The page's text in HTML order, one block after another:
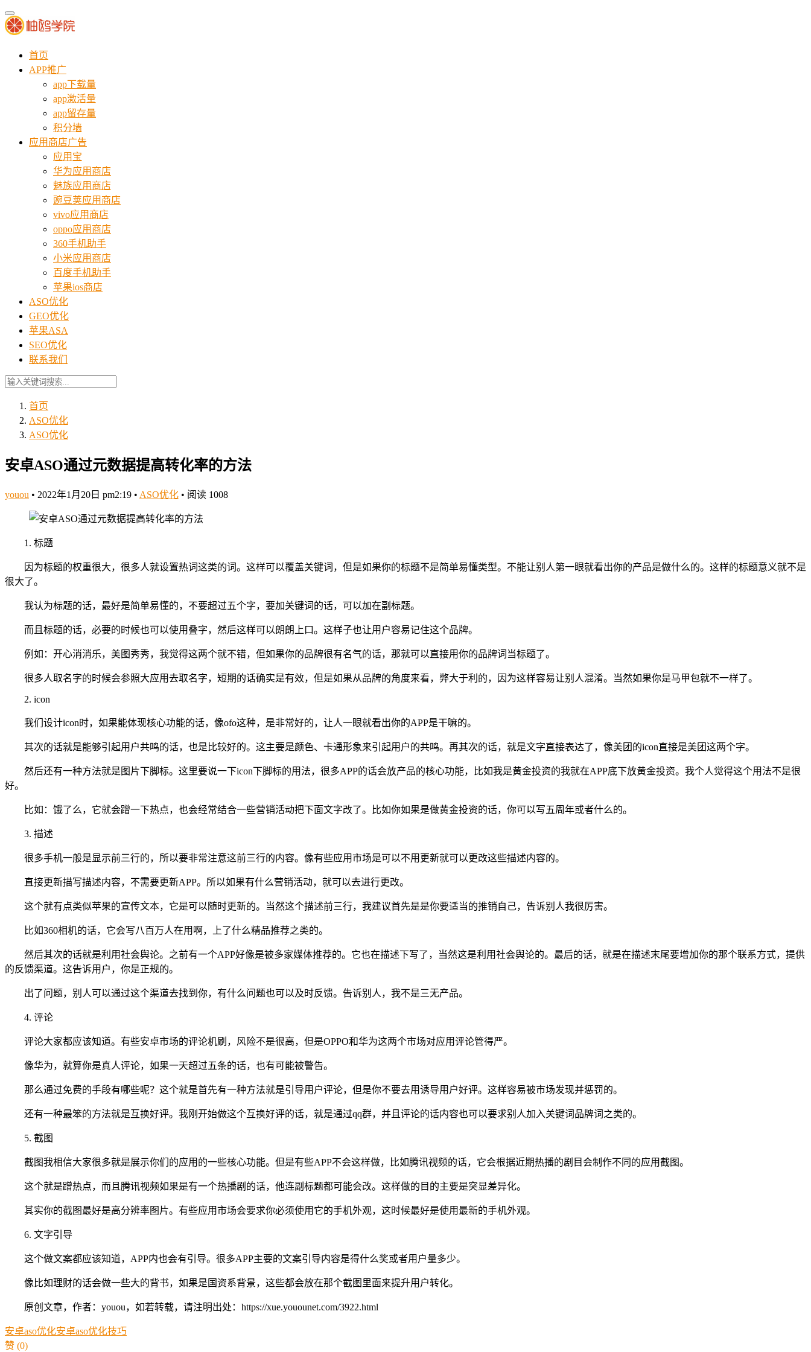
首页
APP推广
app下载量
app激活量
app留存量
积分墙
应用商店广告
应用宝
华为应用商店
魅族应用商店
豌豆荚应用商店
vivo应用商店
oppo应用商店
360手机助手
小米应用商店
百度手机助手
苹果ios商店
ASO优化
GEO优化
苹果ASA
SEO优化
联系我们
首页
ASO优化
ASO优化
安卓ASO通过元数据提高转化率的方法
youou • 2022年1月20日 pm2:19 • ASO优化 • 阅读 1008
1. 标题
因为标题的权重很大，很多人就设置热词这类的词。这样可以覆盖关键词，但是如果你的标题不是简单易懂类型。不能让别人第一眼就看出你的产品是做什么的。这样的标题意义就不是
很大了。
我认为标题的话，最好是简单易懂的，不要超过五个字，要加关键词的话，可以加在副标题。
而且标题的话，必要的时候也可以使用叠字，然后这样可以朗朗上口。这样子也让用户容易记住这个品牌。
例如：开心消消乐，美图秀秀，我觉得这两个就不错，但如果你的品牌很有名气的话，那就可以直接用你的品牌词当标题了。
很多人取名字的时候会参照大应用去取名字，短期的话确实是有效，但是如果从品牌的角度来看，弊大于利的，因为这样容易让别人混淆。当然如果你是马甲包就不一样了。
2. icon
我们设计icon时，如果能体现核心功能的话，像ofo这种，是非常好的，让人一眼就看出你的APP是干嘛的。
其次的话就是能够引起用户共鸣的话，也是比较好的。这主要是颜色、卡通形象来引起用户的共鸣。再其次的话，就是文字直接表达了，像美团的icon直接是美团这两个字。
然后还有一种方法就是图片下脚标。这里要说一下icon下脚标的用法，很多APP的话会放产品的核心功能，比如我是黄金投资的我就在APP底下放黄金投资。我个人觉得这个用法不是很
好。
比如：饿了么，它就会蹭一下热点，也会经常结合一些营销活动把下面文字改了。比如你如果是做黄金投资的话，你可以写五周年或者什么的。
3. 描述
很多手机一般是显示前三行的，所以要非常注意这前三行的内容。像有些应用市场是可以不用更新就可以更改这些描述内容的。
直接更新描写描述内容，不需要更新APP。所以如果有什么营销活动，就可以去进行更改。
这个就有点类似苹果的宣传文本，它是可以随时更新的。当然这个描述前三行，我建议首先是是你要适当的推销自己，告诉别人我很厉害。
比如360相机的话，它会写八百万人在用啊，上了什么精品推荐之类的。
然后其次的话就是利用社会舆论。之前有一个APP好像是被多家媒体推荐的。它也在描述下写了，当然这是利用社会舆论的。最后的话，就是在描述末尾要增加你的那个联系方式，提供
的反馈渠道。这告诉用户，你是正规的。
出了问题，别人可以通过这个渠道去找到你，有什么问题也可以及时反馈。告诉别人，我不是三无产品。
4. 评论
评论大家都应该知道。有些安卓市场的评论机刷，风险不是很高，但是OPPO和华为这两个市场对应用评论管得严。
像华为，就算你是真人评论，如果一天超过五条的话，也有可能被警告。
那么通过免费的手段有哪些呢？这个就是首先有一种方法就是引导用户评论，但是你不要去用诱导用户好评。这样容易被市场发现并惩罚的。
还有一种最笨的方法就是互换好评。我刚开始做这个互换好评的话，就是通过qq群，并且评论的话内容也可以要求别人加入关键词品牌词之类的。
5. 截图
截图我相信大家很多就是展示你们的应用的一些核心功能。但是有些APP不会这样做，比如腾讯视频的话，它会根据近期热播的剧目会制作不同的应用截图。
这个就是蹭热点，而且腾讯视频如果是有一个热播剧的话，他连副标题都可能会改。这样做的目的主要是突显差异化。
其实你的截图最好是高分辨率图片。有些应用市场会要求你必须使用它的手机外观，这时候最好是使用最新的手机外观。
6. 文字引导
这个做文案都应该知道，APP内也会有引导。很多APP主要的文案引导内容是得什么奖或者用户量多少。
像比如理财的话会做一些大的背书，如果是国资系背景，这些都会放在那个截图里面来提升用户转化。
原创文章，作者：youou，如若转载，请注明出处：https://xue.youounet.com/3922.html
安卓aso优化安卓aso优化技巧
赞 (0)